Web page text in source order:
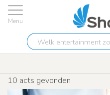
Welk
entertainment
je?
Improvisatie
10 acts gevonden